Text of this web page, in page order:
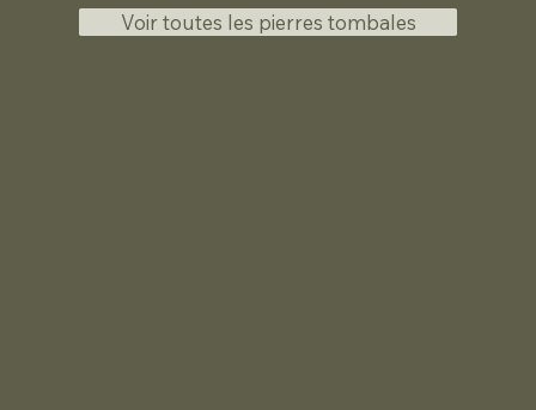
Voir toutes les pierres tombales